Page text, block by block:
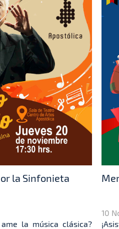
la Sinfonieta
la música clásica?
10